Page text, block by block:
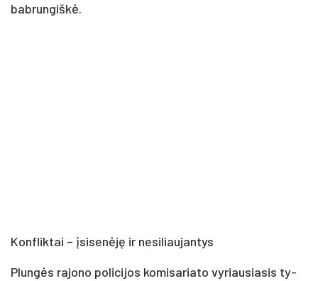
bab­run­giš­kė.
Konf­lik­tai – įsi­se­nė­ję ir ne­si­liau­jan­tys
Plun­gės ra­jo­no po­li­ci­jos ko­mi­sa­ria­to vy­riau­sia­sis ty­